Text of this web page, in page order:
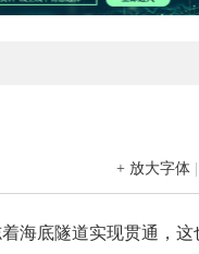
+ 放大字体
海底隧道实现贯通，这